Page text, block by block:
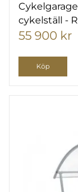
cykelställ -
55 900 kr
Köp